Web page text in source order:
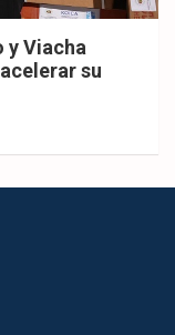
y Viacha
su